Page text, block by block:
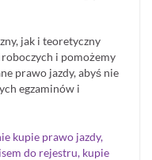
jak i teoretyczny
i pomożemy
prawo jazdy, abyś nie
egzaminów i
kupie prawo jazdy,
do rejestru, kupie